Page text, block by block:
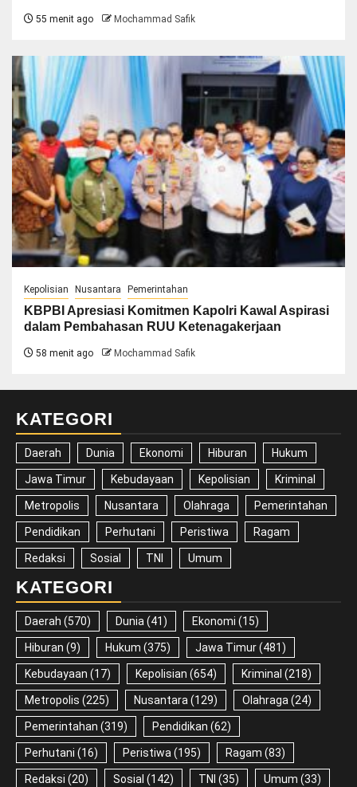
55 menit ago Mochammad Safik
Kepolisian Nusantara Pemerintahan
KBPBI Apresiasi Komitmen Kapolri Kawal Aspirasi
dalam Pembahasan RUU Ketenagakerjaan
58 menit ago Mochammad Safik
KATEGORI
Daerah Dunia Ekonomi Hiburan Hukum
Jawa Timur Kebudayaan Kepolisian Kriminal
Metropolis Nusantara Olahraga Pemerintahan
Pendidikan Perhutani Peristiwa Ragam
Redaksi Sosial TNI Umum
KATEGORI
Daerah (570) Dunia (41) Ekonomi (15)
Hiburan (9) Hukum (375) Jawa Timur(481)
Kebudayaan (17) Kepolisian (654) Kriminal (218)
Metropolis (225) Nusantara (129) Olahraga (24)
Pemerintahan (319) Pendidikan (62)
Perhutani (16) Peristiwa (195) Ragam (83)
Redaksi (20) Sosial (142) TNI (35) Umum (33)